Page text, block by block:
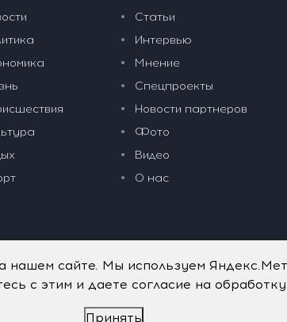
Статьи
Интервью
Мнение
Спецпроекты
Новости партнеров
Фото
Видео
О нас
Политика обработки персональных данных
сайте. Мы используем
с этим и даете согласие на
Принять